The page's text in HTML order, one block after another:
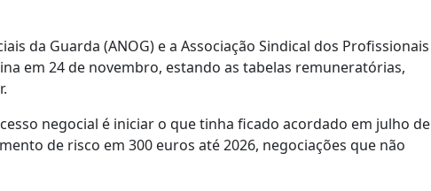
da Guarda (ANOG) e a Associação Sindical dos Profissionais
em 24 de novembro, estando as tabelas remuneratórias,
negocial é iniciar o que tinha ficado acordado em julho de
de risco em 300 euros até 2026, negociações que não